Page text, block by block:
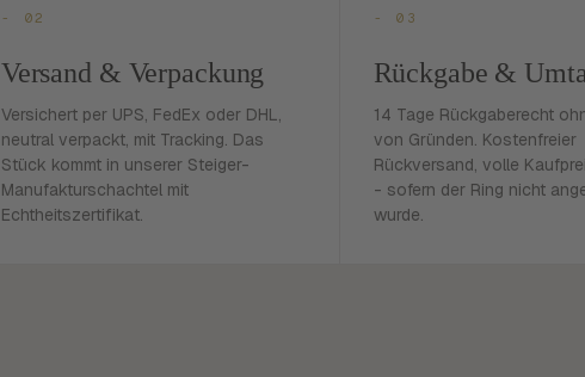
- 02
Versand & Verpackung
Versichert per UPS, FedEx oder DHL,
neutral verpackt, mit Tracking. Das
Stück kommt in unserer Steiger-
Manufakturschachtel mit
Echtheitszertifikat.
- 03
Rückgabe &
14 Tage Rückgaberecht
von Gründen. Kostenfreier
Rückversand, volle
- sofern der Ring nicht
wurde.